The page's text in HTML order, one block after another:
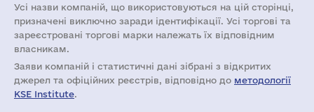
Усі назви компаній, що використовуються на цій сторінці,
призначені виключно заради ідентифікації. Усі торгові та
зареєстровані торгові марки належать їх відповідним
власникам.
Заяви компаній i статистичні дані зібрані з відкритих
джерел та офіційних реєстрів, відповідно до методології
KSE Institute.